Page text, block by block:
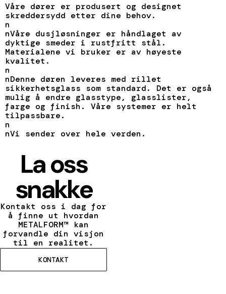
Våre dører er produsert og designet
skreddersydd etter dine behov.
n
nVåre dusjløsninger er håndlaget av
dyktige smeder i rustfritt stål.
Materialene vi bruker er av høyeste
kvalitet.
n
nDenne døren leveres med rillet
sikkerhetsglass som standard. Det er også
mulig å endre glasstype, glasslister,
farge og finish. Våre systemer er helt
tilpassbare.
n
nVi sender over hele verden.
La oss
snakke
Kontakt oss i dag for
å finne ut hvordan
METALFORM™ kan
forvandle din visjon
til en realitet.
KONTAKT